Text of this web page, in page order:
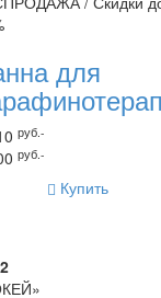
для
руб.-
руб.-
Купить